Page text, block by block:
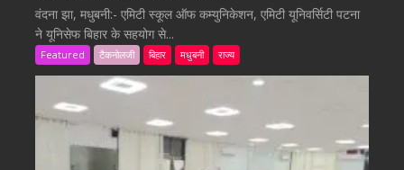
वंदना झा, मधुबनी:- एमिटी स्कूल ऑफ कम्युनिकेशन, एमिटी यूनिवर्सिटी पटना
ने यूनिसेफ बिहार के सहयोग से...
Featured टैकनोलजी बिहार मधुबनी राज्य